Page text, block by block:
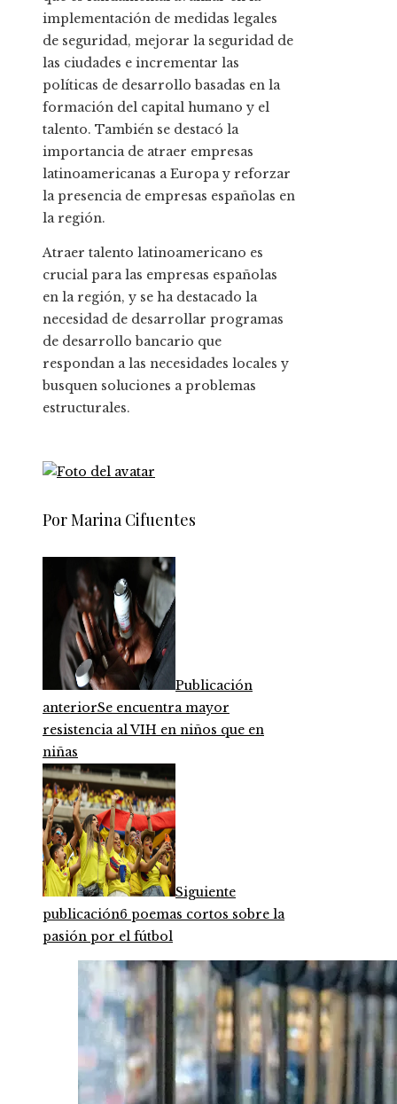
implementación de medidas legales
de seguridad, mejorar la seguridad de
las ciudades e incrementar las
políticas de desarrollo basadas en la
formación del capital humano y el
talento. También se destacó la
importancia de atraer empresas
latinoamericanas a Europa y reforzar
la presencia de empresas españolas en
la región.
Atraer talento latinoamericano es
crucial para las empresas españolas
en la región, y se ha destacado la
necesidad de desarrollar programas
de desarrollo bancario que
respondan a las necesidades locales y
busquen soluciones a problemas
estructurales.
Por Marina Cifuentes
Publicación
anteriorSe encuentra mayor
resistencia al VIH en niños que en
niñas
Siguiente
publicación6 poemas cortos sobre la
pasión por el fútbol